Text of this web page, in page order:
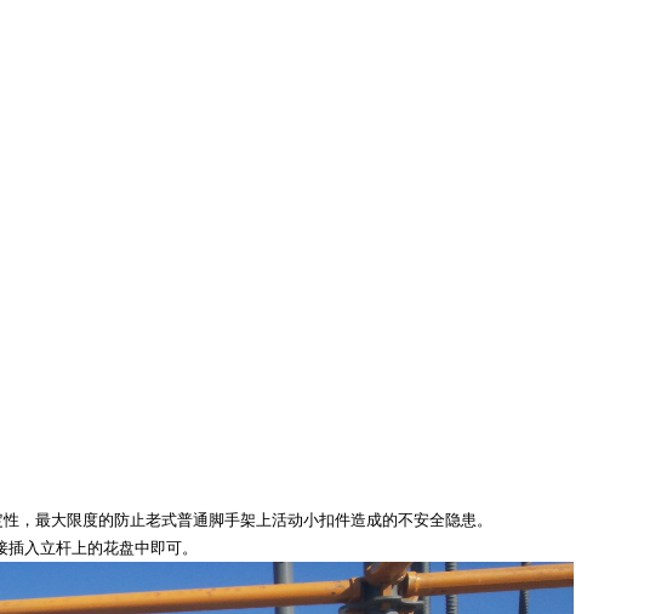
最大限度的防止老式普通脚手架上活动小扣件造成的不安全隐患。
入立杆上的花盘中即可。